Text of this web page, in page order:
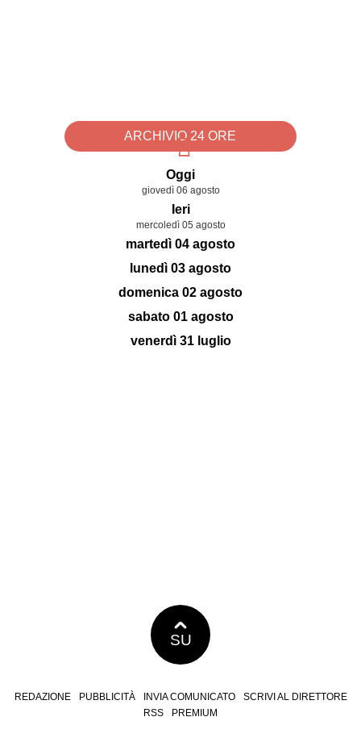
ARCHIVIO 24 ORE
Oggi
giovedì 06 agosto
Ieri
mercoledì 05 agosto
martedì 04 agosto
lunedì 03 agosto
domenica 02 agosto
sabato 01 agosto
venerdì 31 luglio
SU
REDAZIONE PUBBLICITÀ INVIA COMUNICATO
SCRIVI AL DIRETTORE
RSS
PREMIUM